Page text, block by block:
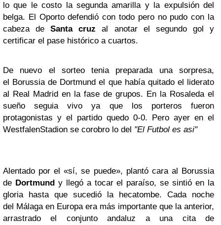
lo que le costo la segunda amarilla y la expulsión del
belga. El Oporto defendió con todo pero no pudo con la
cabeza deSanta cruz al anotar el segundo gol y
certificar el pase histórico a cuartos.
De nuevo el sorteo tenia preparada una sorpresa,
el Borussia de Dortmund el que había quitado el liderato
al Real Madrid en la fase de grupos. En la Rosaleda el
sueño seguia vivo ya que los porteros fueron
protagonistas y el partido quedo 0-0. Pero ayer en el
WestfalenStadion se corobro lo del "El Futbol es asi"
Alentado por el «sí, se puede», plantó cara al Borussia
de Dortmundy llegó a tocar el paraíso, se sintió en la
gloria hasta que sucedió la hecatombe. Cada noche
del Málaga en Europa era más importante que la anterior,
arrastrado el conjunto andaluz a una cita de